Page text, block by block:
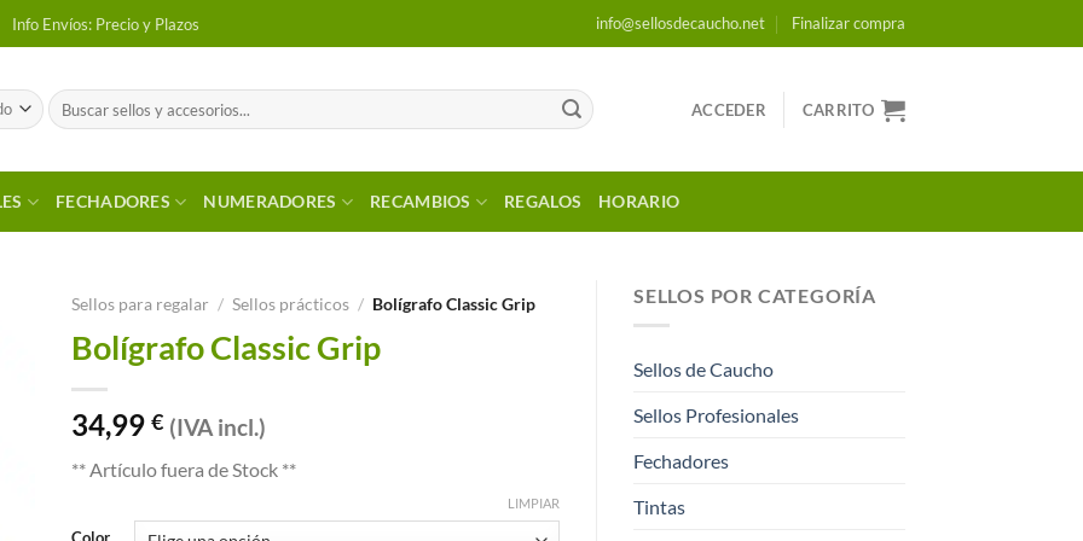
Info Envíos: Precio y Plazos info@sellosdecaucho.net Finalizar compra
Buscar
por:
ACCEDER CARRITO
FECHADORES NUMERADORES RECAMBIOS REGALOS HORARIO
Sellos para regalar / Sellos prácticos / Bolígrafo Classic Grip
Bolígrafo Classic Grip
34,99 € (IVA incl.)
** Artículo fuera de Stock **
Color
LIMPIAR
SELLOS POR CATEGORÍA
Sellos de Caucho
Sellos Profesionales
Fechadores
Tintas